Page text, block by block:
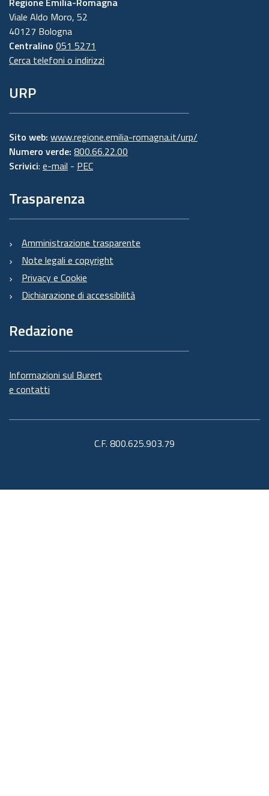
Viale Aldo Moro, 52
40127 Bologna
Centralino 051 5271
Cerca telefoni o indirizzi
URP
Sito web: www.regione.emilia-romagna.it/urp/
Numero verde: 800.66.22.00
Scrivici: e-mail - PEC
Trasparenza
Amministrazione trasparente
Note legali e copyright
Privacy e Cookie
Dichiarazione di accessibilità
Redazione
Informazioni sul Burert
e contatti
C.F. 800.625.903.79